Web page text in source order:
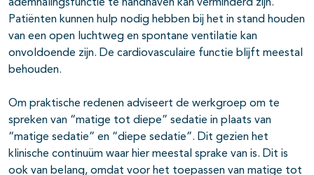
ademhalingsfunctie te handhaven kan verminderd zijn.
Patiënten kunnen hulp nodig hebben bij het in stand houden
van een open luchtweg en spontane ventilatie kan
onvoldoende zijn. De cardiovasculaire functie blijft meestal
behouden.
Om praktische redenen adviseert de werkgroep om te
spreken van “matige tot diepe” sedatie in plaats van
“matige sedatie” en “diepe sedatie”. Dit gezien het
klinische continuüm waar hier meestal sprake van is. Dit is
ook van belang, omdat voor het toepassen van matige tot